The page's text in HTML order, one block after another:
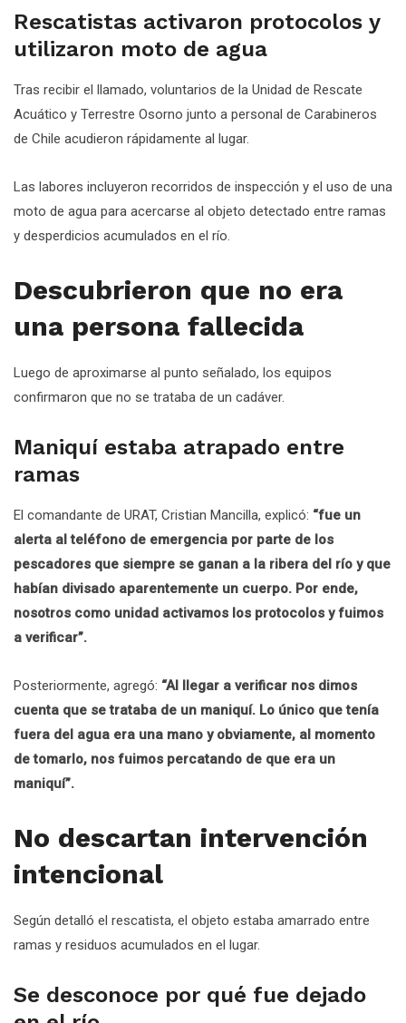
Rescatistas activaron protocolos y
utilizaron moto de agua
Tras recibir el llamado, voluntarios de la Unidad de Rescate
Acuático y Terrestre Osorno junto a personal de Carabineros
de Chile acudieron rápidamente al lugar.
Las labores incluyeron recorridos de inspección y el uso de una
moto de agua para acercarse al objeto detectado entre ramas
y desperdicios acumulados en el río.
Descubrieron que no era
una persona fallecida
Luego de aproximarse al punto señalado, los equipos
confirmaron que no se trataba de un cadáver.
Maniquí estaba atrapado entre
ramas
El comandante de URAT, Cristian Mancilla, explicó: “fue un
alerta al teléfono de emergencia por parte de los
pescadores que siempre se ganan a la ribera del río y que
habían divisado aparentemente un cuerpo. Por ende,
nosotros como unidad activamos los protocolos y fuimos
a verificar”.
Posteriormente, agregó: “Al llegar a verificar nos dimos
cuenta que se trataba de un maniquí. Lo único que tenía
fuera del agua era una mano y obviamente, al momento
de tomarlo, nos fuimos percatando de que era un
maniquí”.
No descartan intervención
intencional
Según detalló el rescatista, el objeto estaba amarrado entre
ramas y residuos acumulados en el lugar.
Se desconoce por qué fue dejado